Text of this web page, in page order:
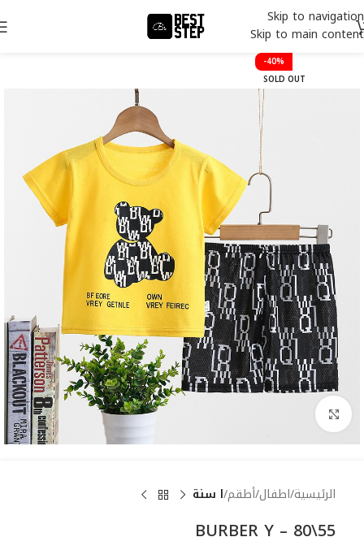
Skip to navigation
Skip to main content
-40%
SOLD OUT
Click to enlarge
الرئيسية اطفالأطقم ا سنة
BURBER Y – 80\55